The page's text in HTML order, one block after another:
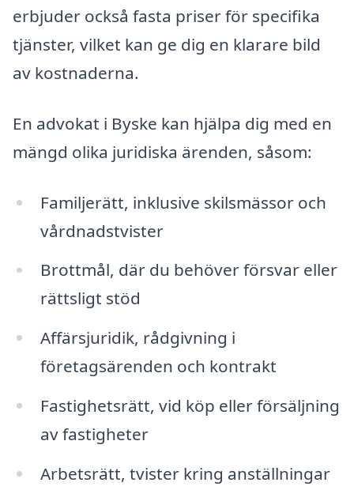
erbjuder också fasta priser för specifika
tjänster, vilket kan ge dig en klarare bild
av kostnaderna.
En advokat i Byske kan hjälpa dig med en
mängd olika juridiska ärenden, såsom:
Familjerätt, inklusive skilsmässor och
vårdnadstvister
Brottmål, där du behöver försvar eller
rättsligt stöd
Affärsjuridik, rådgivning i
företagsärenden och kontrakt
Fastighetsrätt, vid köp eller försäljning
av fastigheter
Arbetsrätt, tvister kring anställningar